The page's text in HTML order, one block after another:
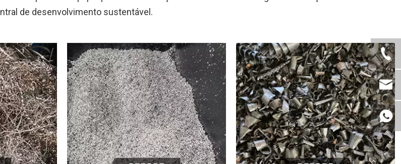
de desenvolvimento sustentável.